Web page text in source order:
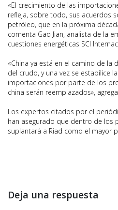
«El crecimiento de las
refleja, sobre todo, sus acuerdos
petróleo, que en la próxima
comenta Gao Jian, analista de la
cuestiones energéticas SCI
«China ya está en el camino de la
del crudo, y una vez se estabilice
importaciones por parte de los
china serán reemplazados»,
Los expertos citados por el
han asegurado que dentro de los
suplantará a Riad como el mayor
Deja una respuesta